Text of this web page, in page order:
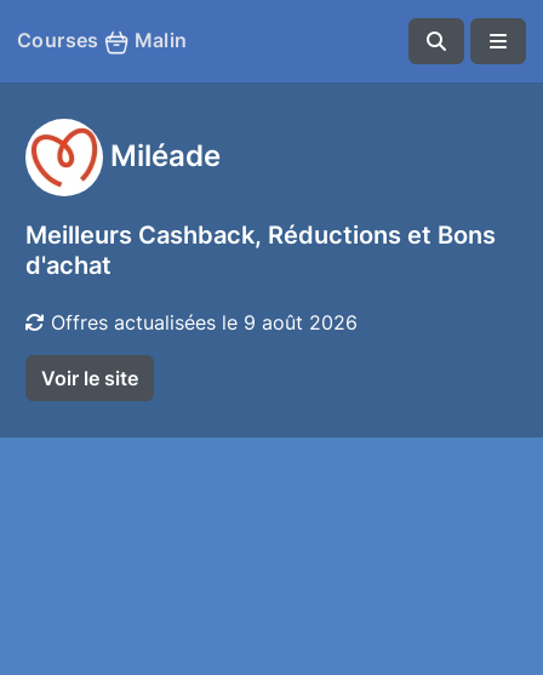
Courses Malin
Miléade
Meilleurs Cashback, Réductions et Bons
d'achat
Offres actualisées le 9 août 2026
Voir le site